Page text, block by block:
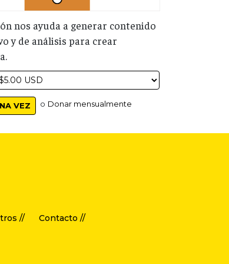
nos ayuda a generar contenido
y de análisis para crear
o Donar mensualmente
// Contacto //